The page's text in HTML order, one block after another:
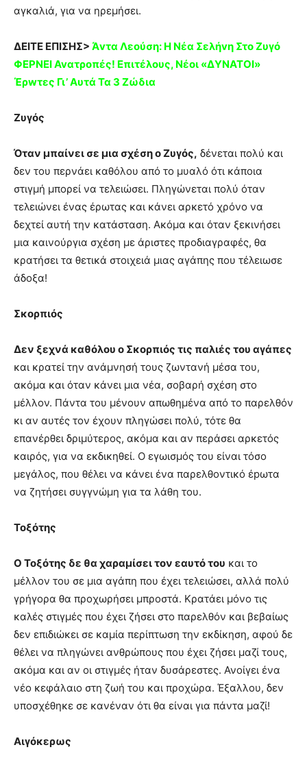
αγκαλιά, για να ηρεμήσει.
ΔΕΙΤΕ ΕΠΙΣΗΣ> Άvτα Λεούση: Η Nέα Σελήvη Στο Ζυγό
ΦΕΡΝΕΙ Avατροπές! Eπιτέλους, Νέoι «ΔΥΝΑΤOΙ»
Έρwτες Γι’ Αυτά Τα 3 Ζώδια
Ζυγός
Όταν μπαίνει σε μια σχέση ο Ζυγός, δένεται πολύ και
δεν του περνάει καθόλου από το μυαλό ότι κάποια
στιγμή μπορεί να τελειώσει. Πληγώνεται πολύ όταν
τελειώνει ένας έρωτας και κάνει αρκετό χρόνο να
δεχτεί αυτή την κατάσταση. Ακόμα και όταν ξεκινήσει
μια καινούργια σχέση με άριστες προδιαγραφές, θα
κρατήσει τα θετικά στοιχειά μιας αγάπης που τέλειωσε
άδοξα!
Σκορπιός
Δεν ξεχνά καθόλου ο Σκορπιός τις παλιές του αγάπες
και κρατεί την ανάμνησή τους ζωντανή μέσα του,
ακόμα και όταν κάνει μια νέα, σοβαρή σχέση στο
μέλλον. Πάντα του μένουν απωθημένα από το παρελθόν
κι αν αυτές τον έχουν πληγώσει πολύ, τότε θα
επανέρθει δριμύτερος, ακόμα και αν περάσει αρκετός
καιρός, για να εκδικηθεί. Ο εγωισμός του είναι τόσο
μεγάλος, που θέλει να κάνει ένα παρελθοντικό έpωτα
να ζητήσει συγγνώμη για τα λάθη του.
Τοξότης
Ο Τοξότης δε θα χαραμίσει τον εαυτό του και το
μέλλον του σε μια αγάπη που έχει τελειώσει, αλλά πολύ
γρήγορα θα προχωρήσει μπροστά. Κρατάει μόνο τις
καλές στιγμές που έχει ζήσει στο παρελθόν και βεβαίως
δεν επιδιώκει σε καμία περίπτωση την εκδίκηση, αφού δε
θέλει να πληγώνει ανθρώπους που έχει ζήσει μαζί τους,
ακόμα και αν οι στιγμές ήταν δυσάρεστες. Ανοίγει ένα
νέο κεφάλαιο στη ζωή του και προχώρα. Έξαλλου, δεν
υποσχέθηκε σε κανέναν ότι θα είναι για πάντα μαζί!
Αιγόκερως